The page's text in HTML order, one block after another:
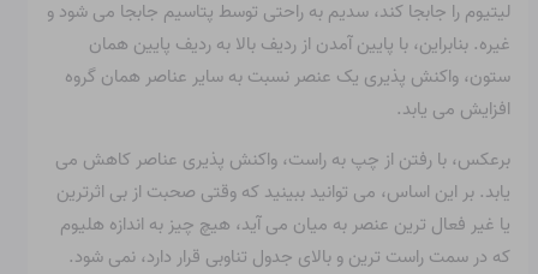
لیتیوم را جابجا کند، سدیم به راحتی توسط پتاسیم جابجا می شود و
غیره. بنابراین، با پایین آمدن از ردیف بالا به ردیف پایین همان
ستون، واکنش پذیری یک عنصر نسبت به سایر عناصر همان گروه
افزایش می یابد.
برعکس، با رفتن از چپ به راست، واکنش پذیری عناصر کاهش می
یابد. بر این اساس، می توانید ببینید که وقتی صحبت از بی اثرترین
یا غیر فعال ترین عنصر به میان می آید، هیچ چیز به اندازه هلیوم
که در سمت راست ترین و بالای جدول تناوبی قرار دارد، نمی شود.